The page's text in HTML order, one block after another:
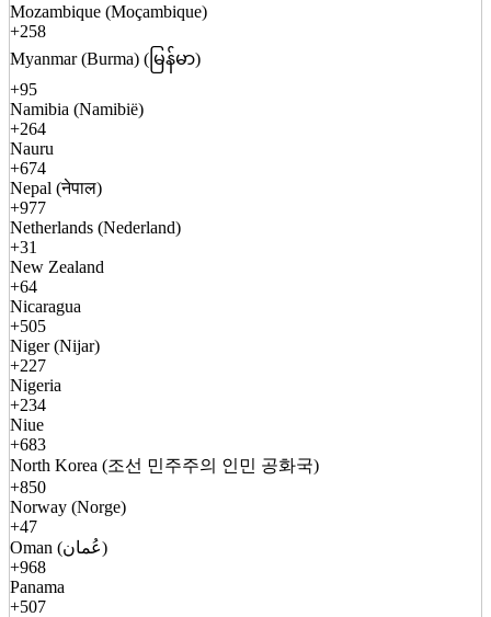
Mozambique (Moçambique)
+258
Myanmar (Burma) (မြန်မာ)
+95
Namibia (Namibië)
+264
Nauru
+674
Nepal (नेपाल)
+977
Netherlands (Nederland)
+31
New Zealand
+64
Nicaragua
+505
Niger (Nijar)
+227
Nigeria
+234
Niue
+683
North Korea (조선 민주주의 인민 공화국)
+850
Norway (Norge)
+47
Oman (عُمان)
+968
Panama
+507